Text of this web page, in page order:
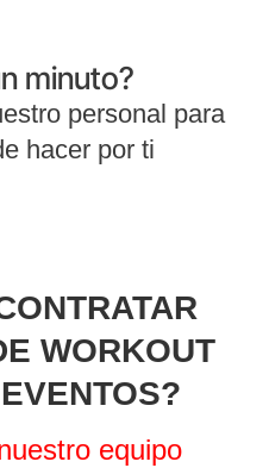
minuto?
personal para
hacer por ti
WORKOUT
equipo